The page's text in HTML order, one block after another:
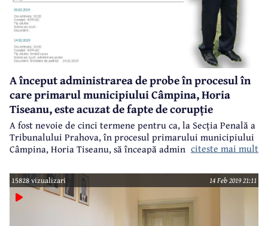
A început administrarea de probe în procesul în
care primarul municipiului Câmpina, Horia
Tiseanu, este acuzat de fapte de corupție
A fost nevoie de cinci termene pentru ca, la Secția Penală a
Tribunalului Prahova, în procesul primarului municipiului
Câmpina, Horia Tiseanu, să înceapă administrarea efectivă
astăzi se poate spune că a început și judecarea propriu-zisă,
chiar dacă dosarul a intrat pe rol la 15 noiembrie 2018.
Următorul termen a fost fixat peste două săptămâni, pe 28
citeste mai mult
15828 vizualizari 14 Feb 2019 21:11